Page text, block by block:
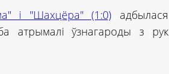
і "Шахцёра" (1:0) адбылася
атрымалі ўзнагароды з рук